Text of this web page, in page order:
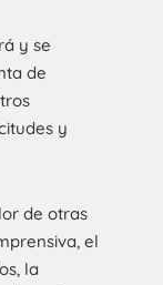
y se
de
y
de otras
el
la